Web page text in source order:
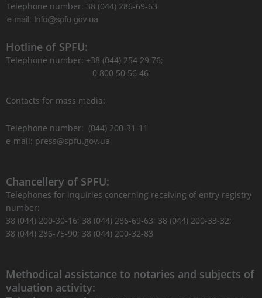
Telephone number: 38 (044) 286-69-63
Hotline of SPFU:
Telephone number: +38 (044) 254 29 76;
0 800 50 56 46
Contacts for mass media:
Telephone number: (044) 200-31-11
e-mail: press@spfu.gov.ua
Chancellery of SPFU:
Telephones for inquiries concerning receiving of entry registry
number:
38 (044) 200-30-16; 38 (044) 286-69-63; 38 (044) 200-33-32;
38 (044) 286-75-90; 38 (044) 200-32-83
Methodical assistance to notaries and subjects of
valuation activity: